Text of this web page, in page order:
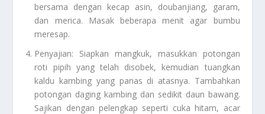
bersama dengan kecap asin, doubanjiang, garam,
dan merica. Masak beberapa menit agar bumbu
meresap.
Penyajian: Siapkan mangkuk, masukkan potongan
roti pipih yang telah disobek, kemudian tuangkan
kaldu kambing yang panas di atasnya. Tambahkan
potongan daging kambing dan sedikit daun bawang.
Sajikan dengan pelengkap seperti cuka hitam, acar